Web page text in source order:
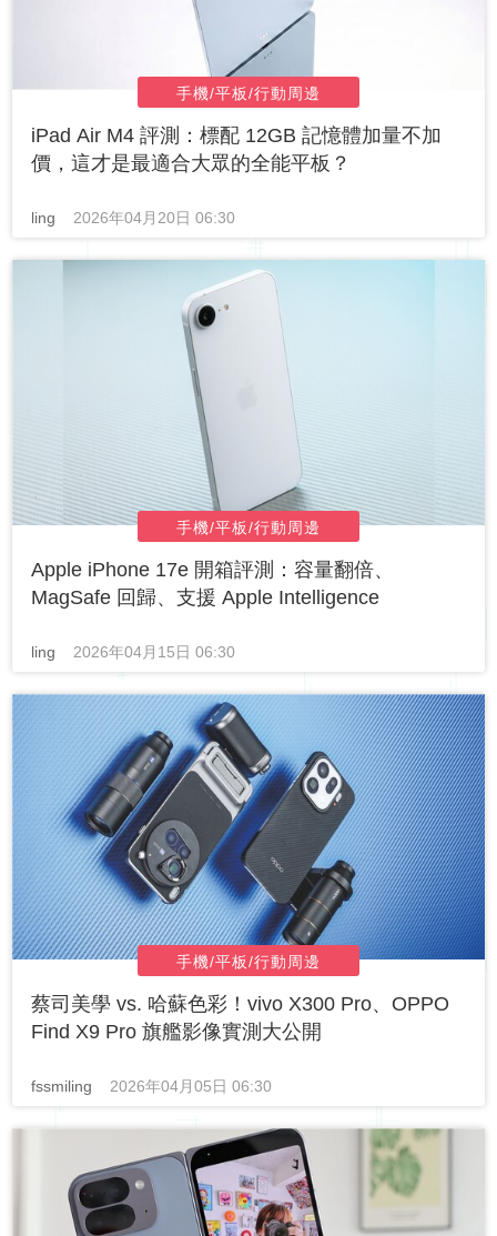
手機/平板/行動周邊
iPad Air M4 評測：標配 12GB 記憶體加量不加
價，這才是最適合大眾的全能平板？
ling 2026年04月20日 06:30
手機/平板/行動周邊
Apple iPhone 17e 開箱評測：容量翻倍、
MagSafe 回歸、支援 Apple Intelligence
ling 2026年04月15日 06:30
手機/平板/行動周邊
蔡司美學 vs. 哈蘇色彩！vivo X300 Pro、OPPO
Find X9 Pro 旗艦影像實測大公開
fssmiling 2026年04月05日 06:30